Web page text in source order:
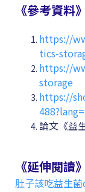
《參考資料》
https://
tics-
https://
storage
https://
論文《益
《延伸閱讀》
肚子該吃益生